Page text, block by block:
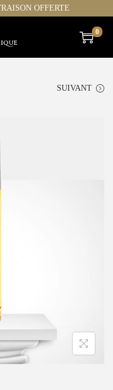
OFFERTE
0
SUIVANT